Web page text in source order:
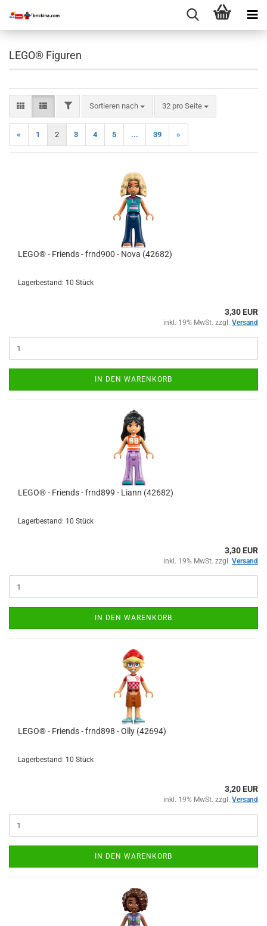
LEGO® Figuren
FILTERSortieren nach
Sortieren nach 32 pro Seite
pro Seite
« 1 2 3 4 5 ... 39 »
LEGO® - Friends - frnd900 - Nova (42682)
Lagerbestand: 10 Stück
3,30 EUR
inkl. 19% MwSt. zzgl. Versand
IN DEN WARENKORB
LEGO® - Friends - frnd899 - Liann (42682)
Lagerbestand: 10 Stück
3,30 EUR
inkl. 19% MwSt. zzgl. Versand
IN DEN WARENKORB
LEGO® - Friends - frnd898 - Olly (42694)
Lagerbestand: 10 Stück
3,20 EUR
inkl. 19% MwSt. zzgl. Versand
IN DEN WARENKORB